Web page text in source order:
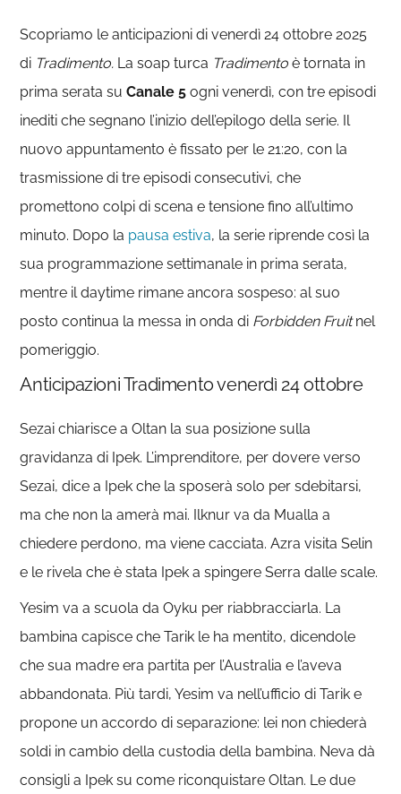
Scopriamo le anticipazioni di venerdì 24 ottobre 2025
di Tradimento. La soap turca Tradimento è tornata in
prima serata su Canale 5 ogni venerdì, con tre episodi
inediti che segnano l’inizio dell’epilogo della serie. Il
nuovo appuntamento è fissato per le 21:20, con la
trasmissione di tre episodi consecutivi, che
promettono colpi di scena e tensione fino all’ultimo
minuto. Dopo la pausa estiva, la serie riprende così la
sua programmazione settimanale in prima serata,
mentre il daytime rimane ancora sospeso: al suo
posto continua la messa in onda di Forbidden Fruitnel
pomeriggio.
Anticipazioni Tradimento venerdì 24 ottobre
Sezai chiarisce a Oltan la sua posizione sulla
gravidanza di Ipek. L’imprenditore, per dovere verso
Sezai, dice a Ipek che la sposerà solo per sdebitarsi,
ma che non la amerà mai. Ilknur va da Mualla a
chiedere perdono, ma viene cacciata. Azra visita Selin
e le rivela che è stata Ipek a spingere Serra dalle scale.
Yesim va a scuola da Oyku per riabbracciarla. La
bambina capisce che Tarik le ha mentito, dicendole
che sua madre era partita per l’Australia e l’aveva
abbandonata. Più tardi, Yesim va nell’ufficio di Tarik e
propone un accordo di separazione: lei non chiederà
soldi in cambio della custodia della bambina. Neva dà
consigli a Ipek su come riconquistare Oltan. Le due